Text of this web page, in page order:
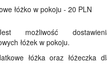
łóżko w pokoju - 20 PLN
możliwość
łóżek w pokoju.
łóżka oraz łóżeczka